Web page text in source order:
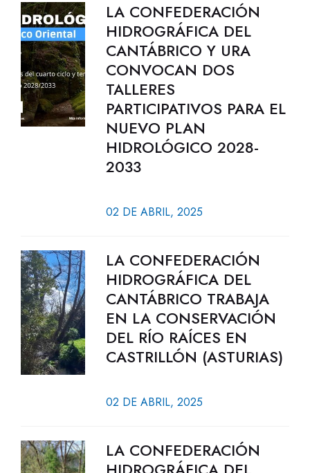
LA CONFEDERACIÓN
HIDROGRÁFICA DEL
CANTÁBRICO Y URA
CONVOCAN DOS
TALLERES
PARTICIPATIVOS PARA EL
NUEVO PLAN
HIDROLÓGICO 2028-
2033
02 DE ABRIL, 2025
LA CONFEDERACIÓN
HIDROGRÁFICA DEL
CANTÁBRICO TRABAJA
EN LA CONSERVACIÓN
DEL RÍO RAÍCES EN
CASTRILLÓN (ASTURIAS)
02 DE ABRIL, 2025
LA CONFEDERACIÓN